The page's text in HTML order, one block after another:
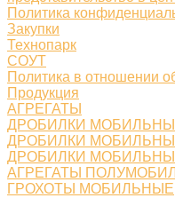
Политика
Закупки
Технопарк
СОУТ
Политика в отношении
Продукция
АГРЕГАТЫ
ДРОБИЛКИ
ДРОБИЛКИ
ДРОБИЛКИ
АГРЕГАТЫ
ГРОХОТЫ МОБИЛЬНЫЕ